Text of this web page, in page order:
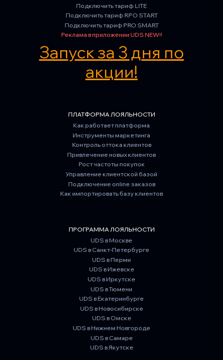
Подключить тариф LITE
Подключить тариф RPO START
Подключить тариф PRO SMART
Реклама в приложении UDS NEW!!
Запуск за 3 дня по
акции!
ПЛАТФОРМА ЛОЯЛЬНОСТИ
Как работает платформа
Инструменты маркетинга
Контроль оттока клиентов
Привлечение новых клиентов
Рост частоты покупок
Управление клиентской базой
Подключение online заказов
Как импортировать базу клиентов
ПРОГРАММА ЛОЯЛЬНОСТИ
UDS в Москве
UDS в Санкт-Петербурге
UDS в Перми
UDS в Ижевске
UDS в Иркутске
UDS в Тюмени
UDS в Екатеринбурге
UDS в Новосибирске
UDS в Омске
UDS в Нижнем Новгороде
UDS в Самаре
UDS в Якутске